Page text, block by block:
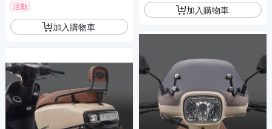
活動
加入購物車
加入購物車